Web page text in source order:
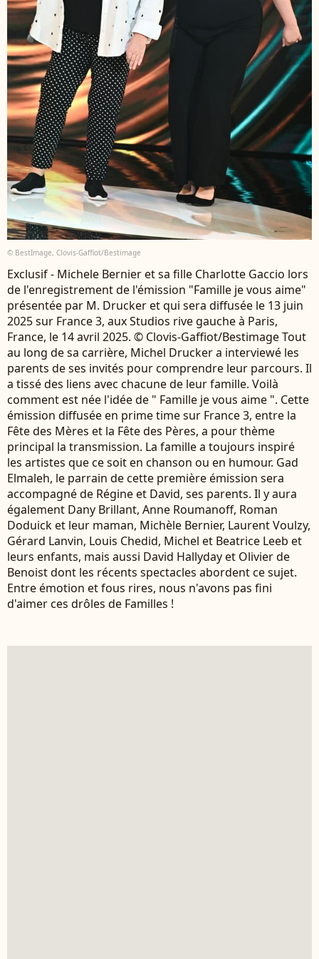
© BestImage, Clovis-Gaffiot/Bestimage
Exclusif - Michele Bernier et sa fille Charlotte Gaccio lors
de l'enregistrement de l'émission "Famille je vous aime"
présentée par M. Drucker et qui sera diffusée le 13 juin
2025 sur France 3, aux Studios rive gauche à Paris,
France, le 14 avril 2025. © Clovis-Gaffiot/Bestimage Tout
au long de sa carrière, Michel Drucker a interviewé les
parents de ses invités pour comprendre leur parcours. Il
a tissé des liens avec chacune de leur famille. Voilà
comment est née l'idée de " Famille je vous aime ". Cette
émission diffusée en prime time sur France 3, entre la
Fête des Mères et la Fête des Pères, a pour thème
principal la transmission. La famille a toujours inspiré
les artistes que ce soit en chanson ou en humour. Gad
Elmaleh, le parrain de cette première émission sera
accompagné de Régine et David, ses parents. Il y aura
également Dany Brillant, Anne Roumanoff, Roman
Doduick et leur maman, Michèle Bernier, Laurent Voulzy,
Gérard Lanvin, Louis Chedid, Michel et Beatrice Leeb et
leurs enfants, mais aussi David Hallyday et Olivier de
Benoist dont les récents spectacles abordent ce sujet.
Entre émotion et fous rires, nous n'avons pas fini
d'aimer ces drôles de Familles !